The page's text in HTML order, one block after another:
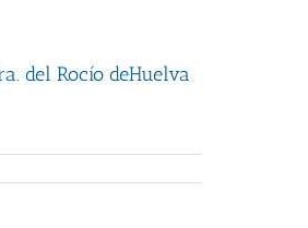
del Rocío deHuelva